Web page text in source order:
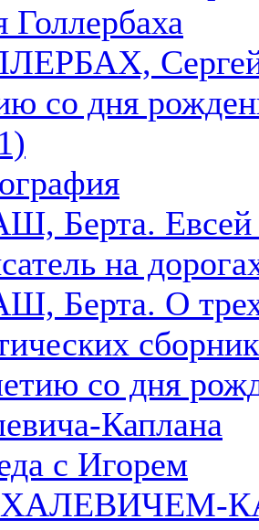
Голлербаха
со дня
Берта.
на
Берта. О
со дня
Каплана
с Игорем